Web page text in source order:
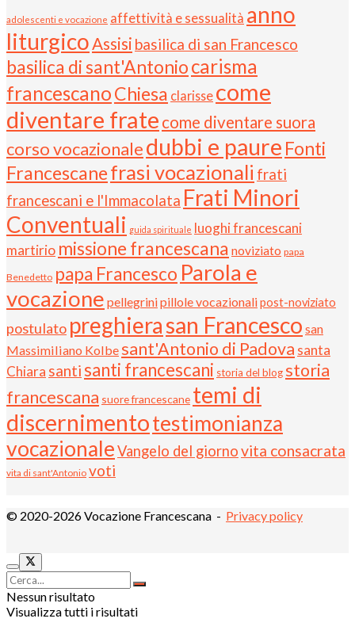
adolescenti e vocazione affettività e sessualità anno
liturgicoAssisi basilica di san Francesco
basilica di sant'Antoniocarisma
francescanoChiesa clarisse come
diventare frate come diventare suora
corso vocazionaledubbi e paure Fonti
Francescanefrasi vocazionali frati
francescani e l'Immacolata Frati Minori
Conventuali guida spirituale luoghi francescani
martirio missione francescana noviziato papa
Benedetto papa Francesco Parola e
vocazione pellegrinipillole vocazionalipost-noviziato
postulato preghierasan Francesco san
Massimiliano Kolbe sant'Antonio di Padova santa
Chiara santisanti francescani storia del blog storia
francescana suore francescane temi di
discernimentotestimonianza
vocazionaleVangelo del giornovita consacrata
vita di sant'Antonio voti
© 2020-2026 Vocazione Francescana - Privacy policy
Nessun risultato
Visualizza tutti i risultati